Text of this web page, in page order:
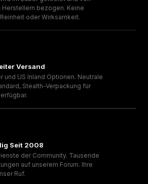
Herstellern bezogen. Keine
oder Wirksamkeit.
Versand
und US Inland Optionen. Neutrale
Stealth-Verpackung für
Seit 2008
der Community. Tausende
auf unserem Forum. Ihre
Ruf.